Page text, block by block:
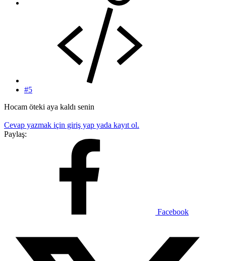
#5
Hocam öteki aya kaldı senin
Cevap yazmak için giriş yap yada kayıt ol.
Paylaş:
Facebook